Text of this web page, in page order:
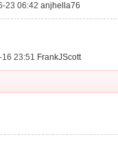
23 06:42 anjhella76
23:51 FrankJScott